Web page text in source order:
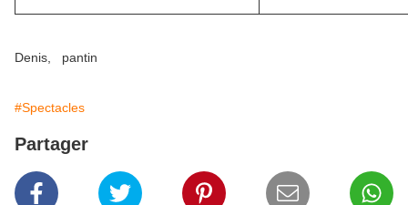
Denis, pantin
#Spectacles
Partager